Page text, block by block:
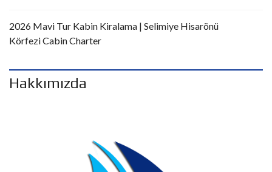
2026 Mavi Tur Kabin Kiralama | Selimiye Hisarönü
Körfezi Cabin Charter
Hakkımızda